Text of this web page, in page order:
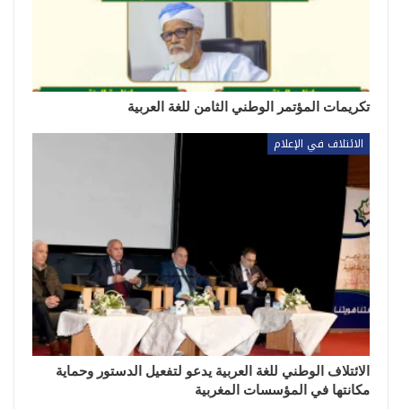
تكريمات المؤتمر الوطني الثامن للغة العربية
الائتلاف في الإعلام
الائتلاف الوطني للغة العربية يدعو لتفعيل الدستور وحماية
مكانتها في المؤسسات المغربية